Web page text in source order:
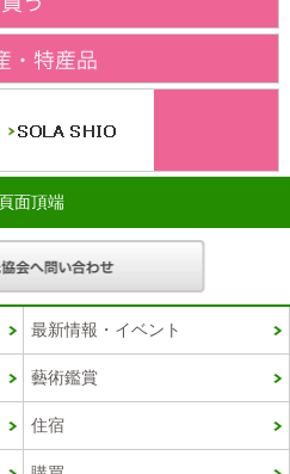
頁面頂端
最新情報・イベント
藝術鑑賞
住宿